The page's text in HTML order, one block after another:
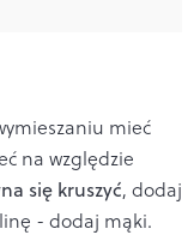
mieć
na względzie
się kruszyć, dodaj
- dodaj mąki.